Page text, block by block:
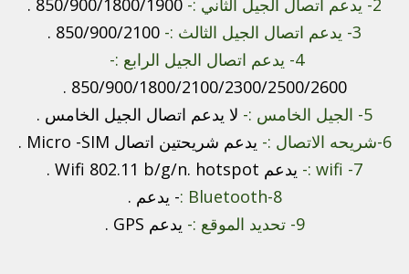
2- يدعم اتصال الجيل الثاني :-
3- يدعم اتصال الجيل الثالث :-
4- يدعم اتصال الجيل الرابع :-
850/900/1800/2100/2300/2500/2600 .
5- الجيل الخامس :-
لا يدعم اتصال الجيل الخامس .
6-شريحه الاتصال :-
يدعم شريحتين اتصال Micro -SIM .
7- wifi :-
يدعم Wifi 802.11 b/g/n. hotspot .
8-Bluetooth :
- يدعم .
9- تحديد الموقع :-
يدعم GPS .